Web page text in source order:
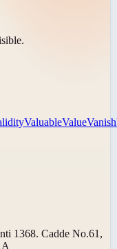
.
ValuableValueVanish
1368. Cadde No.61,